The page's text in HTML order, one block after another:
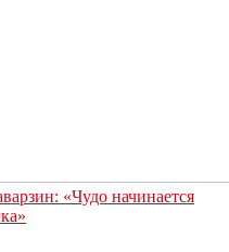
«Чудо начинается